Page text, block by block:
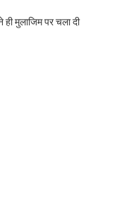
मुलाजिम पर चला दी